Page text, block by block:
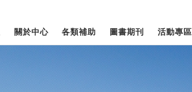
關於中心 各類補助 圖書期刊 活動專區